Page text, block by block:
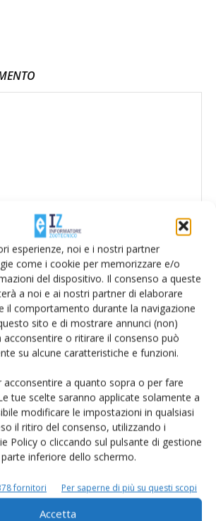
esperienze, noi e i nostri partner
come i cookie per memorizzare e/o
del dispositivo. Il consenso a queste
a noi e ai nostri partner di elaborare
il comportamento durante la navigazione
sito e di mostrare annunci (non)
acconsentire o ritirare il consenso può
su alcune caratteristiche e funzioni.
acconsentire a quanto sopra o per fare
tue scelte saranno applicate solamente a
modificare le impostazioni in qualsiasi
il ritiro del consenso, utilizzando i
Policy o cliccando sul pulsante di gestione
inferiore dello schermo.
fornitori Per saperne di più su questi scopi
Accetta
email e sito web in questo browser per la
e servizi dalle aziende